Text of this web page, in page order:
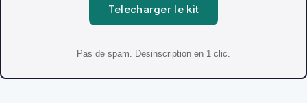
Telecharger le kit
Pas de spam. Desinscription en 1 clic.